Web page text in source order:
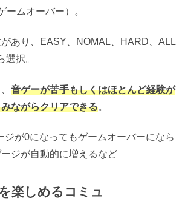
ームオーバー）。
があり、EASY、NOMAL、HARD、ALL
選択。
音ゲーが苦手もしくはほとんど経験が
ながらクリアできる。
が0になってもゲームオーバーになら
ジが自動的に増えるなど
楽しめるコミュ